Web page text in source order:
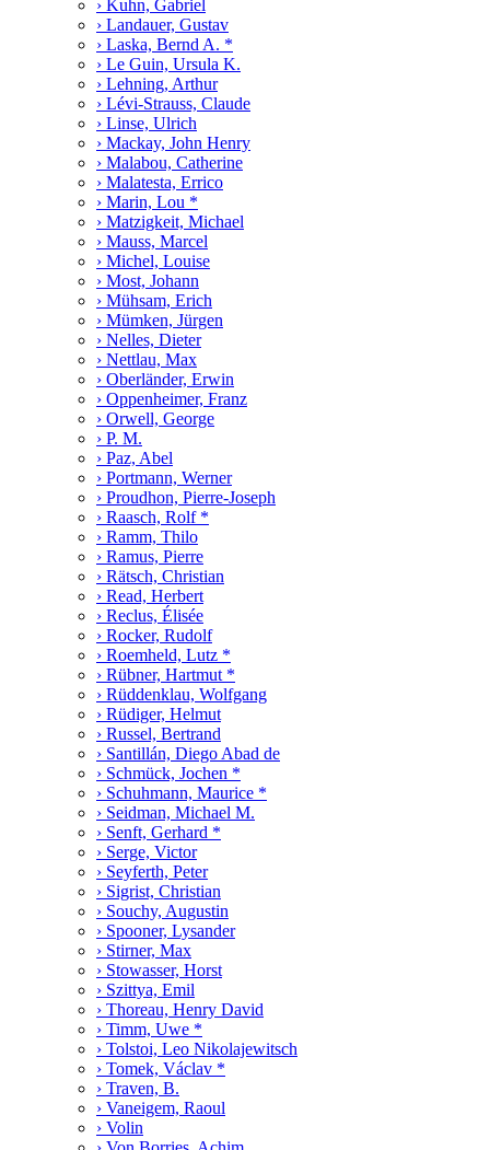
› Kuhn, Gabriel
› Landauer, Gustav
› Laska, Bernd A. *
› Le Guin, Ursula K.
› Lehning, Arthur
› Lévi-Strauss, Claude
› Linse, Ulrich
› Mackay, John Henry
› Malabou, Catherine
› Malatesta, Errico
› Marin, Lou *
› Matzigkeit, Michael
› Mauss, Marcel
› Michel, Louise
› Most, Johann
› Mühsam, Erich
› Mümken, Jürgen
› Nelles, Dieter
› Nettlau, Max
› Oberländer, Erwin
› Oppenheimer, Franz
› Orwell, George
› P. M.
› Paz, Abel
› Portmann, Werner
› Proudhon, Pierre-Joseph
› Raasch, Rolf *
› Ramm, Thilo
› Ramus, Pierre
› Rätsch, Christian
› Read, Herbert
› Reclus, Élisée
› Rocker, Rudolf
› Roemheld, Lutz *
› Rübner, Hartmut *
› Rüddenklau, Wolfgang
› Rüdiger, Helmut
› Russel, Bertrand
› Santillán, Diego Abad de
› Schmück, Jochen *
› Schuhmann, Maurice *
› Seidman, Michael M.
› Senft, Gerhard *
› Serge, Victor
› Seyferth, Peter
› Sigrist, Christian
› Souchy, Augustin
› Spooner, Lysander
› Stirner, Max
› Stowasser, Horst
› Szittya, Emil
› Thoreau, Henry David
› Timm, Uwe *
› Tolstoi, Leo Nikolajewitsch
› Tomek, Václav *
› Traven, B.
› Vaneigem, Raoul
› Volin